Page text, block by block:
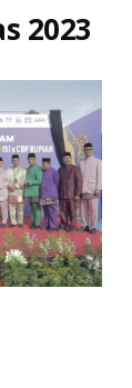
2023